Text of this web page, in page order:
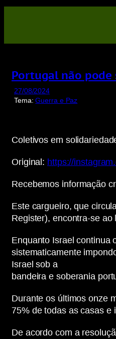
Saltar
conteúdo
Portugal não pode
27/08/2024
Tema:Guerra e Paz
Coletivos em
Original: https://
Recebemos informação
Este cargueiro, que
Register), encontra-se
Enquanto Israel continua
sistematicamente
Israel sob a
bandeira e soberania
Durante os últimos onze
75% de todas as casas e
De acordo com a